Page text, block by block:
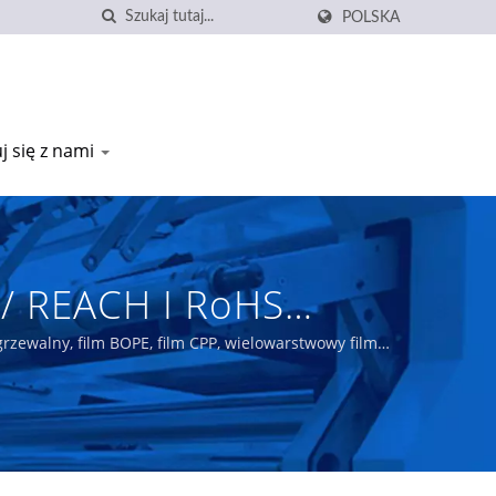
POLSKA
się z nami
I RoHS
| Der Yiing
film BOPE, film CPP, wielowarstwowy film